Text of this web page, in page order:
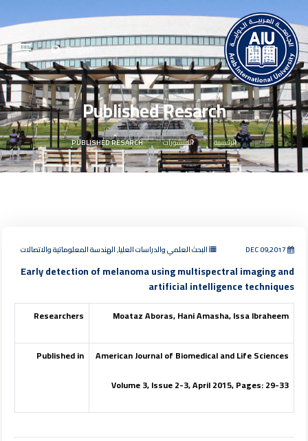
English
Published Resarch
الرئيسية المنشورات PUBLISHED RESARCH
البحث العلمي والدراسات العليا, الهندسة المعلوماتية والاتصالات
Early detection of melanoma using multispectral imaging and
artificial intelligence techniques
Moataz Aboras, Hani Amasha, Issa Ibraheem
Researchers
American Journal of Biomedical and Life Sciences
Volume 3, Issue 2-3, April 2015, Pages: 29-33
Published in